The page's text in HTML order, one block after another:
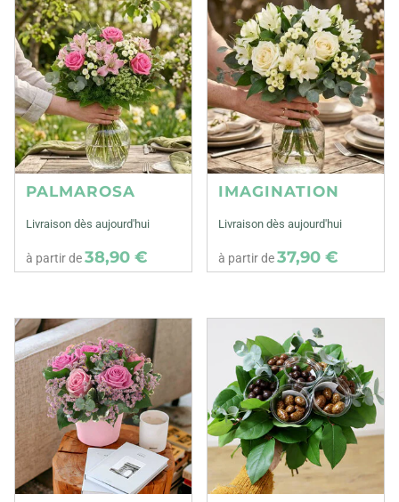
PALMAROSA
Livraison dès aujourd'hui
à partir de38,90 €
IMAGINATION
Livraison dès aujourd'hui
à partir de37,90 €